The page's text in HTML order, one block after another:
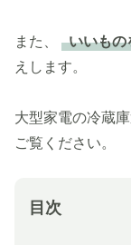
また、 いいも
えします。
大型家電の冷蔵
ご覧ください。
目次